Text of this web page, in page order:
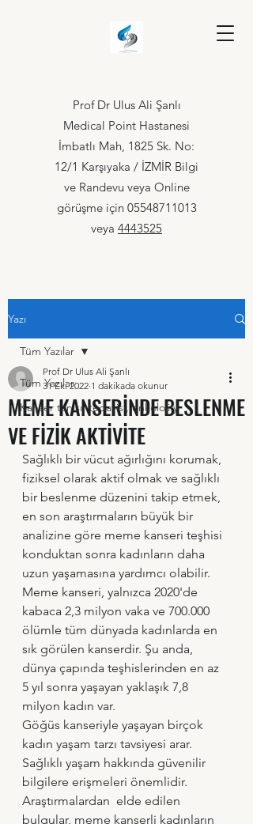
Prof Dr Ulus Ali Şanlı
Medical Point Hastanesi
İmbatlı Mah, 1825 Sk. No:
12/1 Karşıyaka / İZMİR Bilgi
ve Randevu veya Online
görüşme için 05548711013
veya 4443525
Yazı
Tüm Yazılar
Kanser tanısı, tedavisi, onkoloji y
Tüm Yazılar
MEME KANSERİNDE BESLENME
VE FİZİK AKTİVİTE
Prof Dr Ulus Ali Şanlı
31 Eki 2022 1 dakikada okunur
Sağlıklı bir vücut ağırlığını korumak,
fiziksel olarak aktif olmak ve sağlıklı
bir beslenme düzenini takip etmek,
en son araştırmaların büyük bir
analizine göre meme kanseri teşhisi
konduktan sonra kadınların daha
uzun yaşamasına yardımcı olabilir.
Meme kanseri, yalnızca 2020'de
kabaca 2,3 milyon vaka ve 700.000
ölümle tüm dünyada kadınlarda en
sık görülen kanserdir. Şu anda,
dünya çapında teşhislerinden en az
5 yıl sonra yaşayan yaklaşık 7,8
milyon kadın var.
Göğüs kanseriyle yaşayan birçok
kadın yaşam tarzı tavsiyesi arar.
Sağlıklı yaşam hakkında güvenilir
bilgilere erişmeleri önemlidir.
Araştırmalardan  elde edilen
bulgular, meme kanserli kadınların